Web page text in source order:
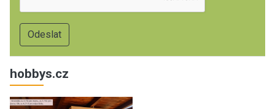
hobbys.cz